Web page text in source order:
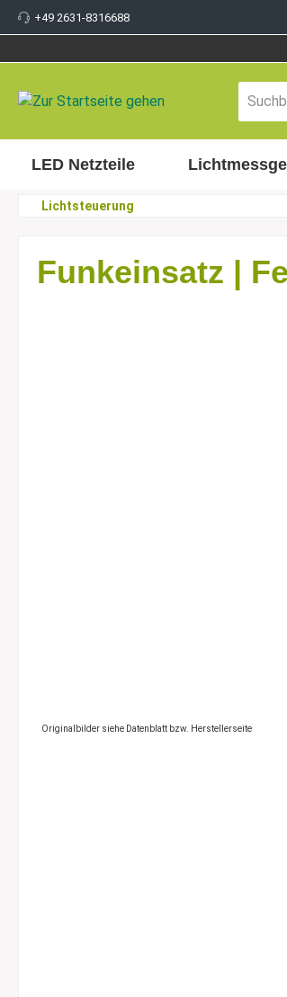
springen
+49 2631-8316688
LED Netzteile
Lichtsteuerung
Funkeinsatz |
Originalbilder siehe Datenblatt bzw. Herstellerseite